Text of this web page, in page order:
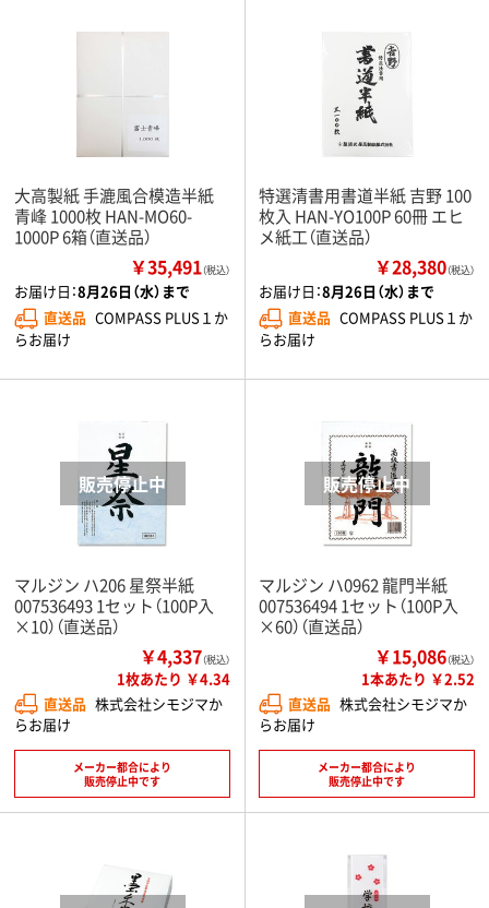
大高製紙 手漉風合模造半紙
青峰 1000枚 HAN-MO60-
1000P 6箱（直送品）
￥35,491（税込）
お届け日：8月26日（水）まで
直送品 COMPASS PLUS１か
らお届け
特選清書用書道半紙 吉野 100
枚入 HAN-YO100P 60冊 エヒ
メ紙工（直送品）
￥28,380（税込）
お届け日：8月26日（水）まで
直送品 COMPASS PLUS１か
らお届け
マルジン ハ206 星祭半紙
007536493 1セット（100P入
×10）（直送品）
￥4,337（税込）
1枚あたり ￥4.34
直送品 株式会社シモジマか
らお届け
メーカー都合により
販売停止中です
マルジン ハ0962 龍門半紙
007536494 1セット（100P入
×60）（直送品）
￥15,086（税込）
1本あたり ￥2.52
直送品 株式会社シモジマか
らお届け
メーカー都合により
販売停止中です